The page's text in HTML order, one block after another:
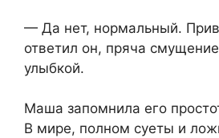
— Да нет, нормальный.
ответил он, пряча
улыбкой.
Маша запомнила его
В мире, полном суеты и